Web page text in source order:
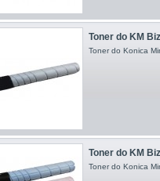
Toner do KM
Toner do Konica
Toner do KM
Toner do Konica